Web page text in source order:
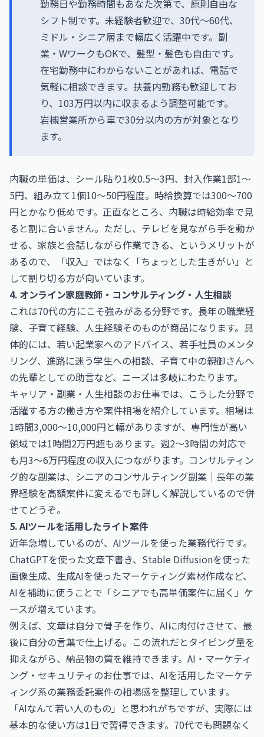
勤務日や勤務時間もあなた次第で、原則自由な
シフト制です。未経験者歓迎で、30代～60代、
ミドル・シニア層まで幅広く活躍中です。副
業・WワークもOKで、髪型・髪色も自由です。
在宅勤務中にわからないことがあれば、電話で
気軽に相談できます。扶養内勤務も歓迎してお
り、103万円以内に収まるよう調整可能です。
岩槻営業所から車で30分以内の方が対象となり
ます。
内職の単価は、シール貼り1枚0.5〜3円、封入作業1部1〜
5円、組み立て1個10〜50円程度。時給換算では300〜700
円とかなり低めです。正直なところ、内職は時給効率で見
ると割に合いません。ただし、テレビを見ながら手を動か
せる、家族と会話しながら作業できる、というメリットが
あるので、「収入」ではなく「ちょっとした生きがい」と
して割り切る方が向いています。
4. オンライン家庭教師・コンサルティング・人生相談
これは70代の方にこそ強みがある分野です。長年の職業経
験、子育て経験、人生経験そのものが商品になります。具
体的には、若い起業家へのアドバイス、若手社員のメンタ
リング、進路に迷う学生への相談、子育て中の親御さんへ
の先輩としての助言など、ニーズは多岐にわたります。
キャリア・副業・人生相談のお仕事では、こうした分野で
活躍する方の働き方や案件相場を紹介しています。相場は
1時間3,000〜10,000円と幅がありますが、専門性が高い
領域では1時間2万円超もあります。週2〜3時間の対応で
も月3〜6万円程度の収入につながります。コンサルティン
グ的な副業は、 シニアのコンサルティング副業｜長年の業
界経験を高額案件に変えるでも詳しく解説しているので併
せてどうぞ。
5. AIツールを活用したライト案件
近年急増しているのが、AIツールを使った業務代行です。
ChatGPTを使った文章下書き、Stable Diffusionを使った
画像生成、生成AIを使ったマーケティング素材作成など、
AIを補助に使うことで「シニアでも高単価案件に届く」ケ
ースが増えています。
例えば、文章は自分で骨子を作り、AIに肉付けさせて、最
後に自分の言葉で仕上げる。この流れだとタイピング量を
抑えながら、納品物の質を維持できます。 AI・マーケティ
ング・セキュリティのお仕事では、AIを活用したマーケテ
ィング系の業務委託案件の相場感を整理しています。
「AIなんて若い人のもの」と思われがちですが、実際には
基本的な使い方は1日で習得できます。70代でも問題なく